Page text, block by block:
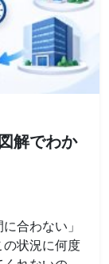
解でわか
合わない」
状況に何度